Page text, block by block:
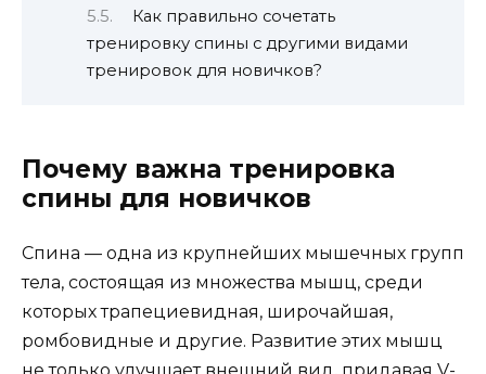
Как правильно сочетать
тренировку спины с другими видами
тренировок для новичков?
Почему важна тренировка
спины для новичков
Спина — одна из крупнейших мышечных групп
тела, состоящая из множества мышц, среди
которых трапециевидная, широчайшая,
ромбовидные и другие. Развитие этих мышц